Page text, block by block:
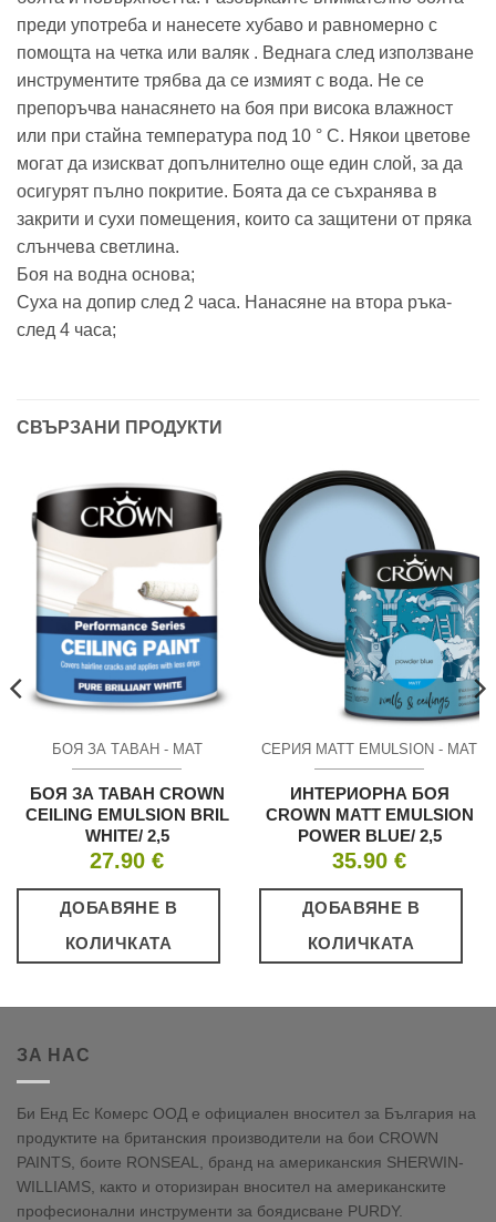
преди употреба и нанесете хубаво и равномерно с
помощта на четка или валяк . Веднага след използване
инструментите трябва да се измият с вода. Не се
препоръчва нанасянето на боя при висока влажност
или при стайна температура под 10 ° C. Някои цветове
могат да изискват допълнително още един слой, за да
осигурят пълно покритие. Боята да се съхранява в
закрити и сухи помещения, които са защитени от пряка
слънчева светлина.
Боя на водна основа;
Суха на допир след 2 часа. Нанасяне на втора ръка-
след 4 часа;
СВЪРЗАНИ ПРОДУКТИ
БОЯ ЗА ТАВАН - МАТ
БОЯ ЗА ТАВАН CROWN
CEILING EMULSION BRIL
WHITE/ 2,5
27.90 €
ДОБАВЯНЕ В
КОЛИЧКАТА
СЕРИЯ MATT EMULSION - МАТ
ИНТЕРИОРНА БОЯ
CROWN MATT EMULSION
POWER BLUE/ 2,5
35.90 €
ДОБАВЯНЕ В
КОЛИЧКАТА
ЗА НАС
Би Енд Ес Комерс ООД е официален вносител за България на
продуктите на британския производители на бои CROWN
PAINTS, боите RONSEAL, бранд на американския SHERWIN-
WILLIAMS, както и оторизиран вносител на американските
професионални инструменти за боядисване PURDY.